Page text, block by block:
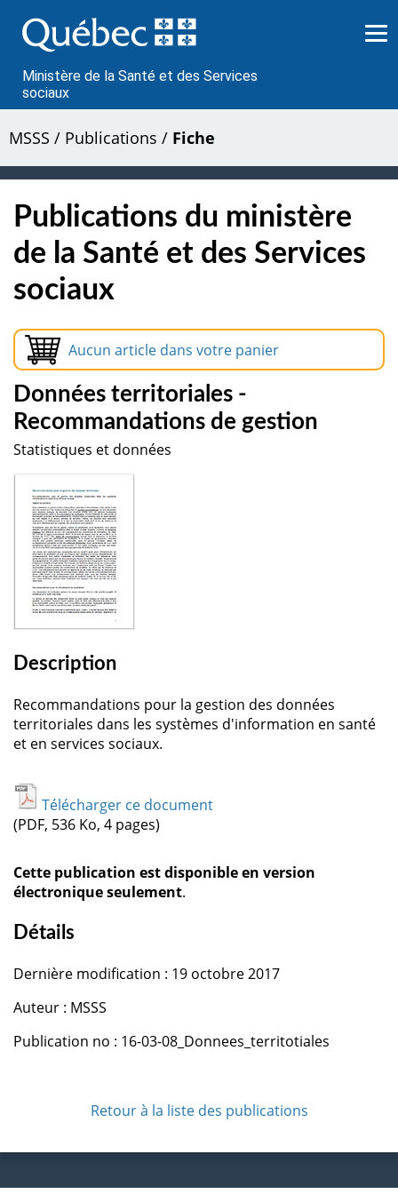
au
contenu
Ministère de la Santé et des Services
sociaux
MSSS / Publications / Fiche
Publications du ministère
de la Santé et des Services
sociaux
Aucun article dans votre panier
Données territoriales -
Recommandations de gestion
Statistiques et données
Description
Recommandations pour la gestion des données
territoriales dans les systèmes d'information en santé
et en services sociaux.
Télécharger ce document
(PDF, 536 Ko, 4 pages)
Cette publication est disponible en version
électronique seulement.
Détails
Dernière modification : 19 octobre 2017
Auteur : MSSS
Publication no : 16-03-08_Donnees_territotiales
Retour à la liste des publications